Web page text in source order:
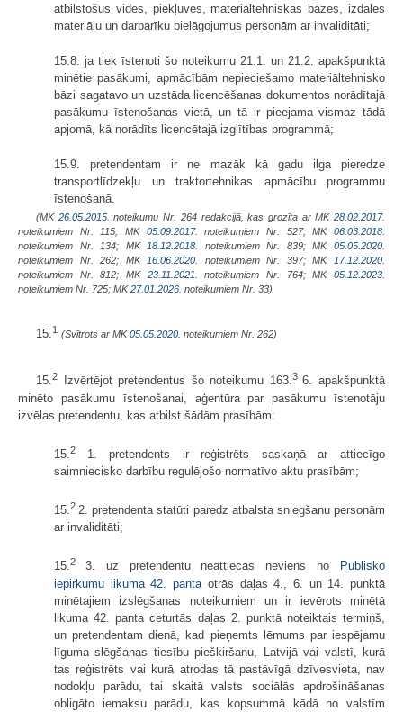
atbilstošus vides, piekļuves, materiāltehniskās bāzes, izdales
materiālu un darbarīku pielāgojumus personām ar invaliditāti;
15.8. ja tiek īstenoti šo noteikumu 21.1. un 21.2. apakšpunktā
minētie pasākumi, apmācībām nepieciešamo materiāltehnisko
bāzi sagatavo un uzstāda licencēšanas dokumentos norādītajā
pasākumu īstenošanas vietā, un tā ir pieejama vismaz tādā
apjomā, kā norādīts licencētajā izglītības programmā;
15.9. pretendentam ir ne mazāk kā gadu ilga pieredze
transportlīdzekļu un traktortehnikas apmācību programmu
īstenošanā.
(MK 26.05.2015. noteikumu Nr. 264 redakcijā, kas grozīta ar MK28.02.2017.
noteikumiem Nr. 115; MK 05.09.2017. noteikumiem Nr. 527; MK06.03.2018.
noteikumiem Nr. 134; MK 18.12.2018. noteikumiem Nr. 839; MK05.05.2020.
noteikumiem Nr. 262; MK 16.06.2020. noteikumiem Nr. 397; MK 17.12.2020.
noteikumiem Nr. 812; MK 23.11.2021. noteikumiem Nr. 764; MK05.12.2023.
noteikumiem Nr. 725; MK27.01.2026. noteikumiem Nr. 33)
15.1 (Svītrots ar MK05.05.2020. noteikumiem Nr. 262)
15.2 Izvērtējot pretendentus šo noteikumu 163.36. apakšpunktā
minēto pasākumu īstenošanai, aģentūra par pasākumu īstenotāju
izvēlas pretendentu, kas atbilst šādām prasībām:
15.2
1. pretendents ir reģistrēts saskaņā ar attiecīgo
saimniecisko darbību regulējošo normatīvo aktu prasībām;
15.2 2. pretendenta statūti paredz atbalsta sniegšanu personām
ar invaliditāti;
15.2 3. uz pretendentu neattiecas neviens no
Publisko
iepirkumu likuma 42. panta otrās daļas 4., 6. un 14. punktā
minētajiem izslēgšanas noteikumiem un ir ievērots minētā
likuma 42. panta ceturtās daļas 2. punktā noteiktais termiņš,
un pretendentam dienā, kad pieņemts lēmums par iespējamu
līguma slēgšanas tiesību piešķiršanu, Latvijā vai valstī, kurā
tas reģistrēts vai kurā atrodas tā pastāvīgā dzīvesvieta, nav
nodokļu parādu, tai skaitā valsts sociālās apdrošināšanas
obligāto iemaksu parādu, kas kopsummā kādā no valstīm